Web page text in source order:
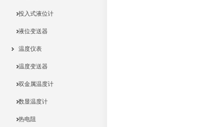
投入式液位计
液位变送器
温度仪表
温度变送器
双金属温度计
数显温度计
热电阻